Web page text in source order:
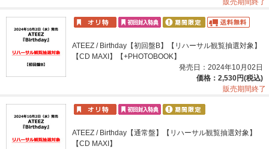
販売期間終了
ATEEZ / Birthday【初回盤B】【リハーサル観覧抽選対象】
【CD MAXI】【+PHOTOBOOK】
発売日：2024年10月02日
価格：2,530円(税込)
販売期間終了
ATEEZ / Birthday【通常盤】【リハーサル観覧抽選対象】
【CD MAXI】